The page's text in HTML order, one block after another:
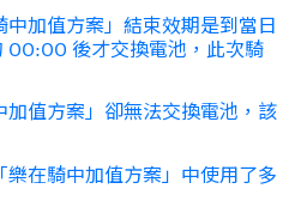
加值方案」結束效期是到當日
00:00 後才交換電池，此次騎
值方案」卻無法交換電池，該
在騎中加值方案」中使用了多